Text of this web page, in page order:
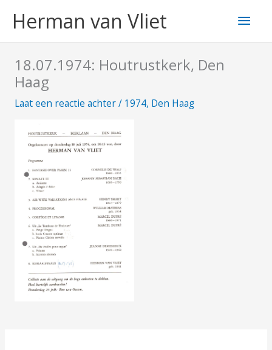
naarHerman van Vliet
18.07.1974: Houtrustkerk, Den
Haag
Laat een reactie achter/ 1974, Den Haag